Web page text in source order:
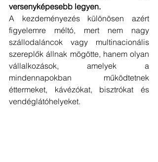
versenyképesebb legyen.
A kezdeményezés különösen azért
figyelemre méltó, mert nem nagy
szállodaláncok vagy multinacionális
szereplők állnak mögötte, hanem olyan
vállalkozások, amelyek a
mindennapokban működtetnek
éttermeket, kávézókat, bisztrókat és
vendéglátóhelyeket.